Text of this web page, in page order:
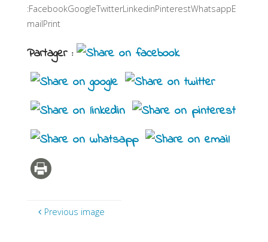
:FacebookGoogleTwitterLinkedinPinterestWhatsappE
mailPrint
Partager :
Previous image